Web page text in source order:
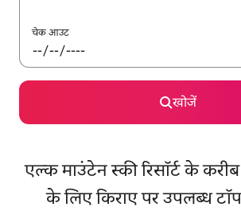
चेक आउट
खोजें
एल्क माउंटेन स्की रिसॉर्ट के करीब
के लिए किराए पर उपलब्ध